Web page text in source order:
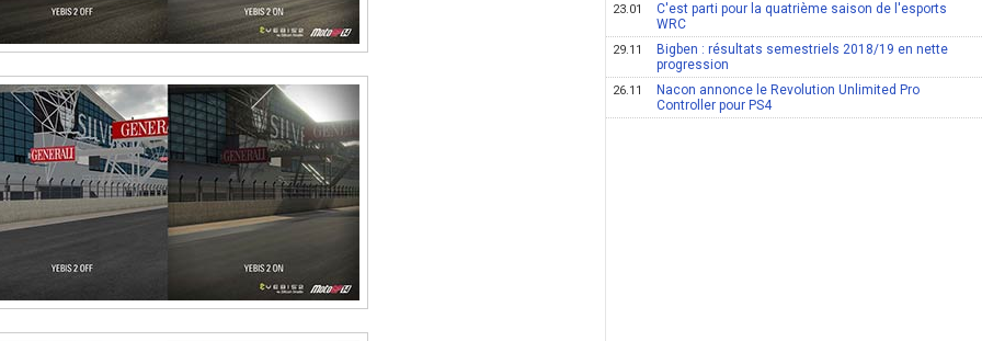
23.01
C'est parti pour la quatrième saison de l'esports
WRC
29.11
Bigben : résultats semestriels 2018/19 en nette
progression
26.11
Nacon annonce le Revolution Unlimited Pro
Controller pour PS4